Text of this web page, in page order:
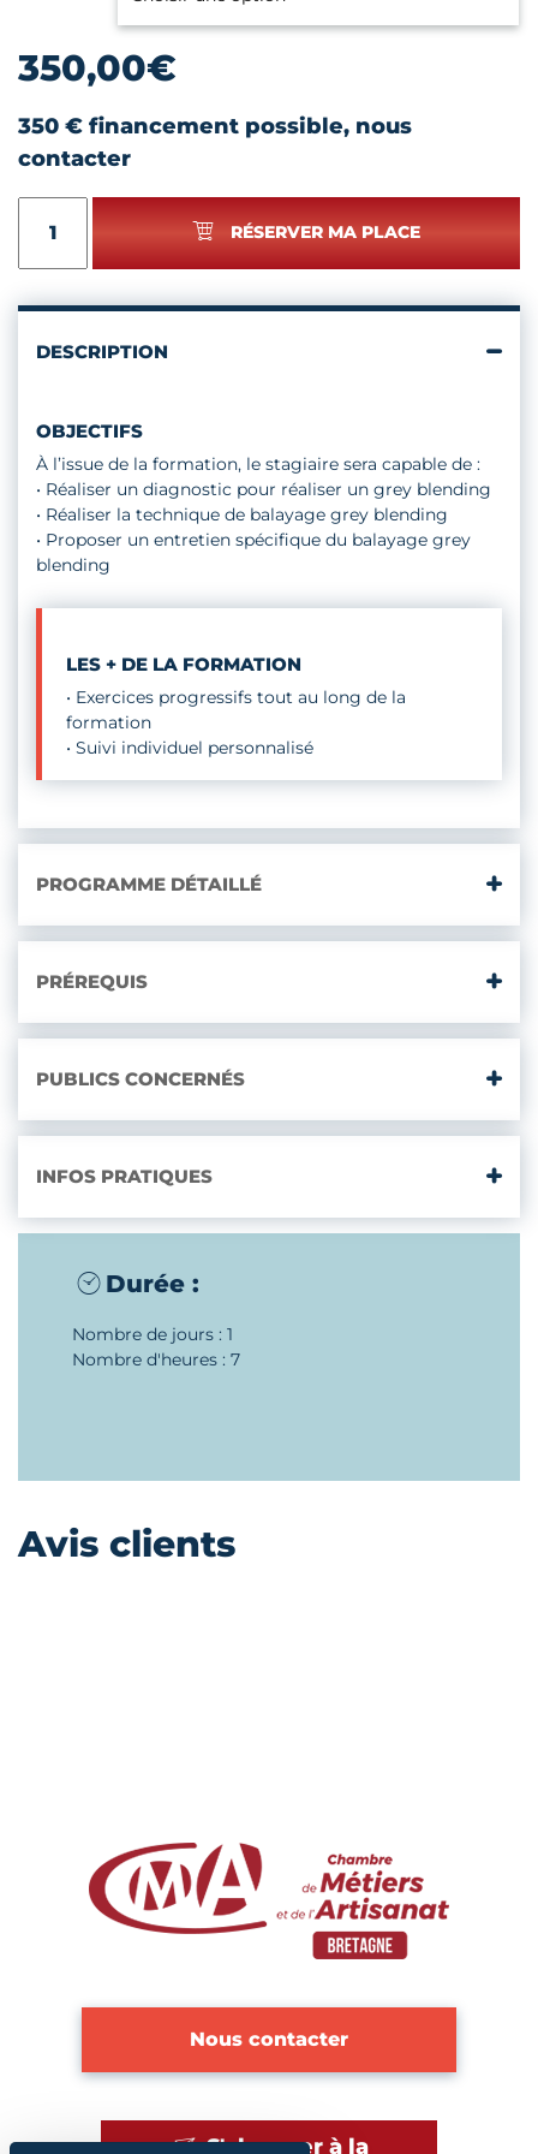
350,00€
350 € financement possible, nous
contacter
RÉSERVER MA PLACE
DESCRIPTION
OBJECTIFS
À l’issue de la formation, le stagiaire sera capable de :
• Réaliser un diagnostic pour réaliser un grey blending
• Réaliser la technique de balayage grey blending
• Proposer un entretien spécifique du balayage grey
blending
LES + DE LA FORMATION
• Exercices progressifs tout au long de la
formation
• Suivi individuel personnalisé
PROGRAMME DÉTAILLÉ
PRÉREQUIS
PUBLICS CONCERNÉS
INFOS PRATIQUES
Durée :
Nombre de jours : 1
Nombre d'heures : 7
Avis clients
Nous contacter
S'abonner à la